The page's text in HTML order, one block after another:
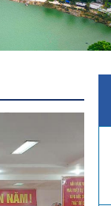
TRỰC
KHAI THỰC
ĐẢNG